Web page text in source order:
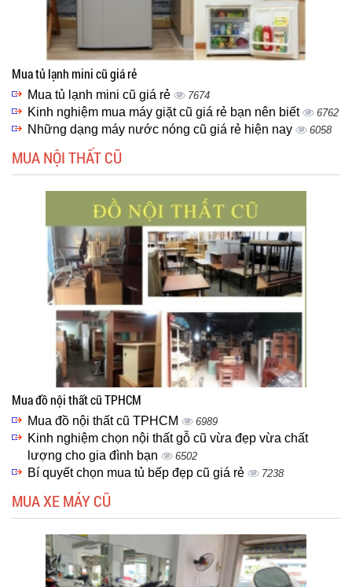
Mua tủ lạnh mini cũ giá rẻ
Mua tủ lạnh mini cũ giá rẻ 7674
Kinh nghiệm mua máy giặt cũ giá rẻ bạn nên biết 6762
Những dạng máy nước nóng cũ giá rẻ hiện nay 6058
MUA NỘI THẤT CŨ
Mua đồ nội thất cũ TPHCM
Mua đồ nội thất cũ TPHCM 6989
Kinh nghiệm chọn nội thất gỗ cũ vừa đẹp vừa chất
lượng cho gia đình bạn
6502
Bí quyết chọn mua tủ bếp đẹp cũ giá rẻ 7238
MUA XE MÁY CŨ